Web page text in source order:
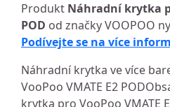
Produkt Náhradní krytka
POD od značky VOOPOO
Podívejte se na více
Náhradní krytka ve více
VooPoo VMATE E2
krytka pro VooPoo VMATE